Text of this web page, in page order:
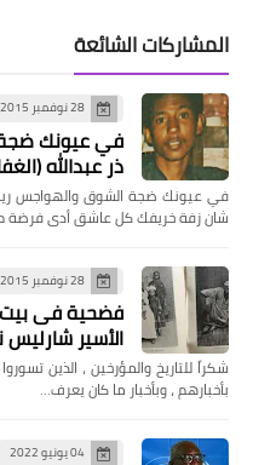
المشاركات الشائعة
28 نوفمبر 2015
في عيونك ضجة
ذر عبدالله
في عيونك ضجة الشوق والهواجس
شان زفة خريفك كل عاشق أدى فرضة
28 نوفمبر 2015
فضحية فى
الأسير شارليس
شكراً للتاريخ والمؤرخين ، الذين
بأخبارهم ، وبأخبار ما كان يعرف…
04 يونيو 2022